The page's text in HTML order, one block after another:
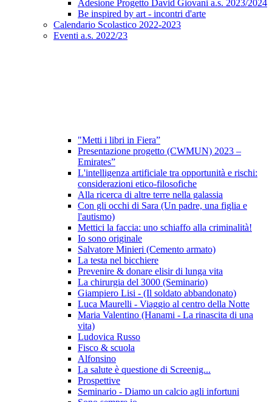
Adesione Progetto David Giovani a.s. 2023/2024
Be inspired by art - incontri d'arte
Calendario Scolastico 2022-2023
Eventi a.s. 2022/23
"Metti i libri in Fiera”
Presentazione progetto (CWMUN) 2023 –
Emirates”
L'intelligenza artificiale tra opportunità e rischi:
considerazioni etico-filosofiche
Alla ricerca di altre terre nella galassia
Con gli occhi di Sara (Un padre, una figlia e
l'autismo)
Mettici la faccia: uno schiaffo alla criminalità!
Io sono originale
Salvatore Minieri (Cemento armato)
La testa nel bicchiere
Prevenire & donare elisir di lunga vita
La chirurgia del 3000 (Seminario)
Giampiero Lisi - (Il soldato abbandonato)
Luca Maurelli - Viaggio al centro della Notte
Maria Valentino (Hanami - La rinascita di una
vita)
Ludovica Russo
Fisco & scuola
Alfonsino
La salute è questione di Screenig...
Prospettive
Seminario - Diamo un calcio agli infortuni